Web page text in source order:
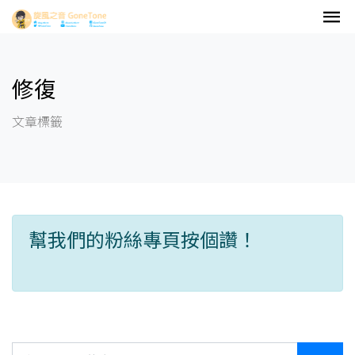
修復
文章標籤
幫我們的粉絲專頁按個讚！